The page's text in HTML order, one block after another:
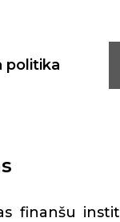
politika
finanšu